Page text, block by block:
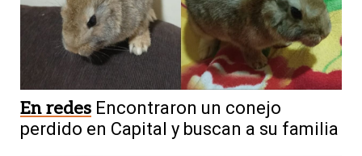
En redes Encontraron un conejo
perdido en Capital y buscan a su familia